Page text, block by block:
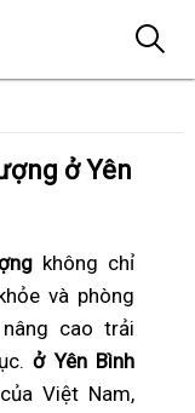
ở Yên
không chỉ
và phòng
cao trải
ở Yên Bình
Việt Nam,